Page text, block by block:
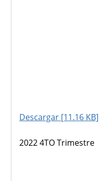
Descargar [11.16 KB]
2022 4TO Trimestre